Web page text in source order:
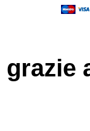
grazie